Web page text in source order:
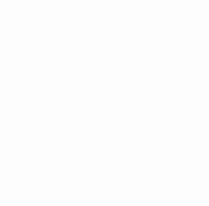
по
индустрия